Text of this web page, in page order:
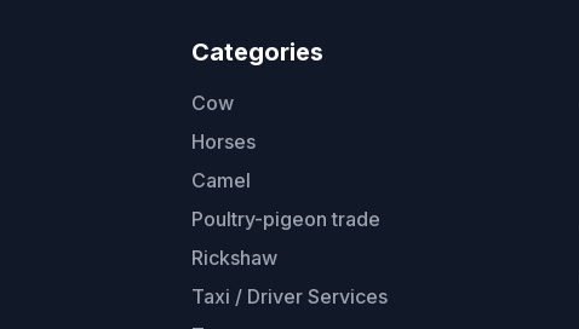
Categories
Cow
Horses
Camel
Poultry-pigeon trade
Rickshaw
Taxi / Driver Services